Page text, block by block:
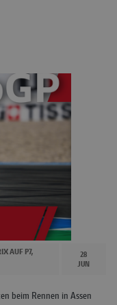
AUF P7,
28
JUN
beim Rennen in Assen